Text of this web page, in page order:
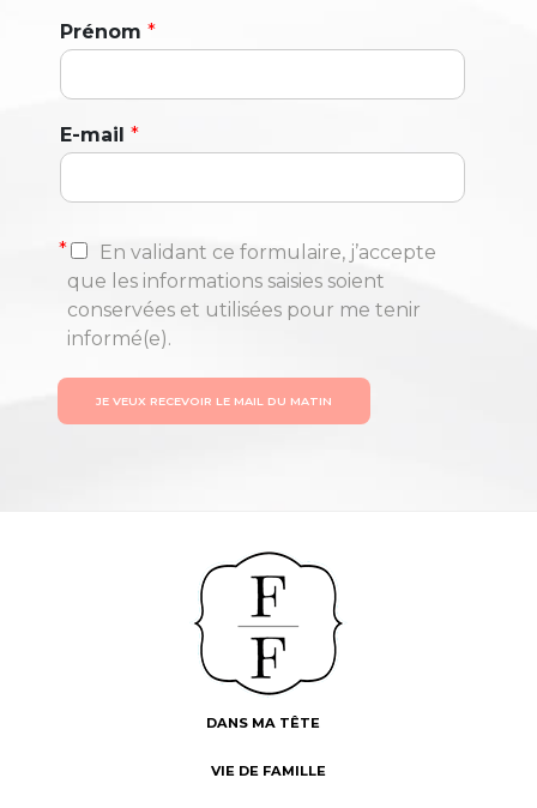
Prénom *
E-mail *
*
En validant ce formulaire, j’accepte
que les informations saisies soient
conservées et utilisées pour me tenir
informé(e).
JE VEUX RECEVOIR LE MAIL DU MATIN
DANS MA TÊTE
VIE DE FAMILLE